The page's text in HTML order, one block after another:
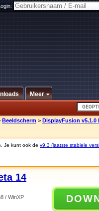
Meer
Beeldscherm > DisplayFusion v5.1.0
Je kunt ook de v9.3 (laatste stabiele
14
/ WinXP